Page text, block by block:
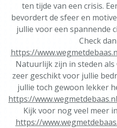
ten tijde van een crisis.
bevordert de sfeer en
jullie voor een spannende
Check
https://
Natuurlijk zijn in steden
zeer geschikt voor jullie
jullie toch gewoon lekker
https://
Kijk voor nog veel meer
https://